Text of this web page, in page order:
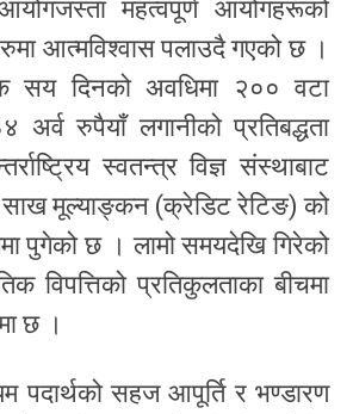
महत्वपूर्ण आयोगहरूको
आत्मविश्वास पलाउदै गएको छ ।
सय दिनको अवधिमा २०० वटा
अर्व रुपैयाँ लगानीको प्रतिबद्धता
स्वतन्त्र विज्ञ संस्थाबाट
साख मूल्याङ्कन (क्रेडिट रेटिङ) को
पुगेको छ । लामो समयदेखि गिरेको
विपत्तिको प्रतिकुलताका बीचमा
छ ।
पदार्थको सहज आपूर्ति र भण्डारण